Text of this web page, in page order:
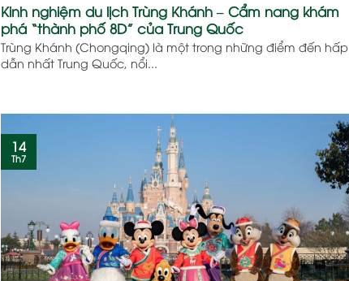
Kinh nghiệm du lịch Trùng Khánh – Cẩm nang khám
phá “thành phố 8D” của Trung Quốc
Trùng Khánh (Chongqing) là một trong những điểm đến hấp
dẫn nhất Trung Quốc, nổi...
14
Th7